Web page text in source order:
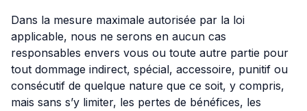
Dans la mesure maximale autorisée par la loi
applicable, nous ne serons en aucun cas
responsables envers vous ou toute autre partie pour
tout dommage indirect, spécial, accessoire, punitif ou
consécutif de quelque nature que ce soit, y compris,
mais sans s’y limiter, les pertes de bénéfices, les